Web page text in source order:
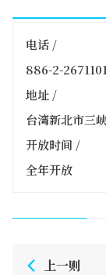
电话 /
886-2-
地址 /
台湾新北市三
开放时间 /
全年开放
上一则